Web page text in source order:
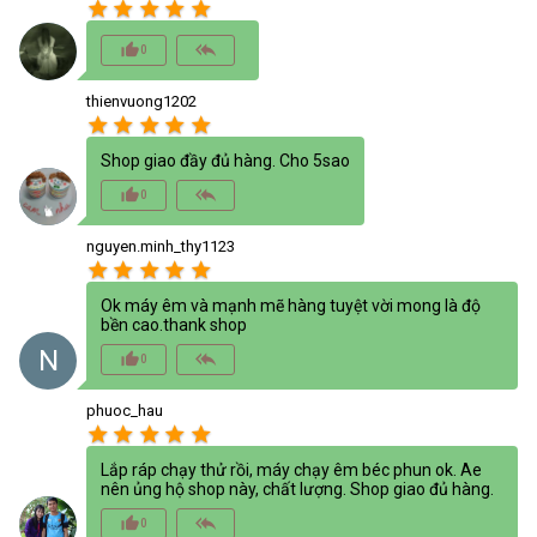
star star star star star
thumb_up_alt0 reply_all
thienvuong1202
star star star star star
Shop giao đầy đủ hàng. Cho 5sao
thumb_up_alt0 reply_all
N
nguyen.minh_thy1123
star star star star star
Ok máy êm và mạnh mẽ hàng tuyệt vời mong là độ
bền cao.thank shop
thumb_up_alt0 reply_all
phuoc_hau
star star star star star
Lắp ráp chạy thử rồi, máy chạy êm béc phun ok. Ae
nên ủng hộ shop này, chất lượng. Shop giao đủ hàng.
thumb_up_alt0 reply_all